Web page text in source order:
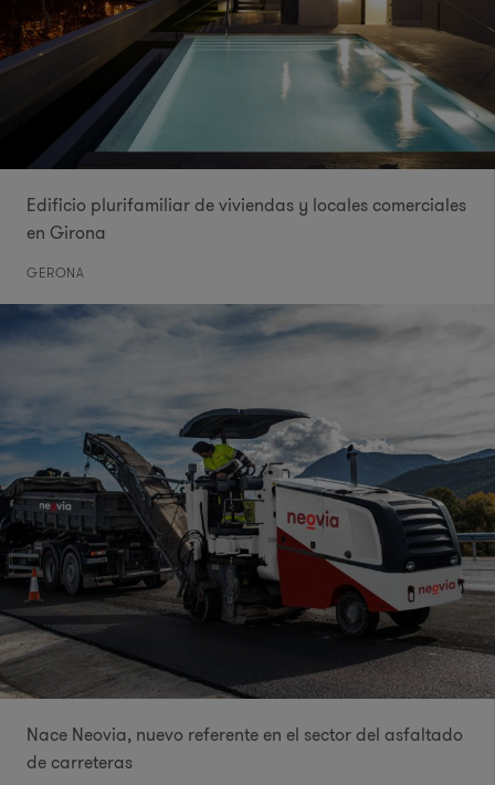
Edificio plurifamiliar de viviendas y locales comerciales
en Girona
GERONA
Nace Neovia, nuevo referente en el sector del asfaltado
de carreteras